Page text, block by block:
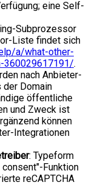
eine Self-
Subprozessor
Liste findet sich
a/what-other-
360029617191/.
nach Anbieter-
der Domain
öffentliche
und Zweck ist
können
Integrationen
: Typeform
Funktion
reCAPTCHA